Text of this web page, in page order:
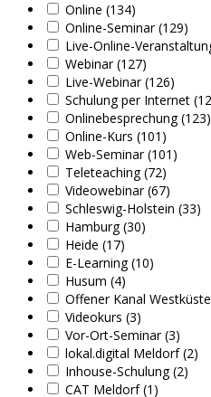
Online (134)
Online-Seminar (129)
Live-Online-
Webinar (127)
Live-Webinar (126)
Schulung per Internet
Onlinebesprechung (123)
Online-Kurs (101)
Web-Seminar (101)
Teleteaching (72)
Videowebinar (67)
Schleswig-Holstein (33)
Hamburg (30)
Heide (17)
E-Learning (10)
Husum (4)
Offener Kanal
Videokurs (3)
Vor-Ort-Seminar (3)
lokal.digital Meldorf (2)
Inhouse-Schulung (2)
CAT Meldorf (1)